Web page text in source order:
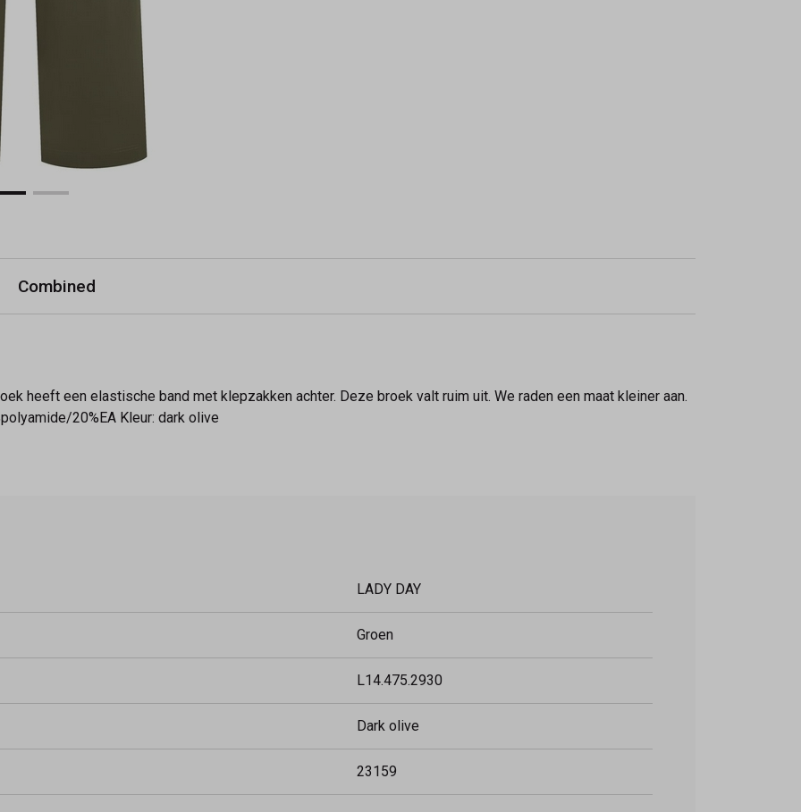
Combined
heeft een elastische band met klepzakken achter. Deze broek valt ruim uit. We raden een maat kleiner aan.
20%EA Kleur: dark olive
LADY DAY
Groen
L14.475.2930
Dark olive
23159